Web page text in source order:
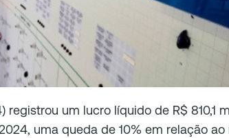
registrou um lucro líquido de R$ 810,1
uma queda de 10% em relação ao